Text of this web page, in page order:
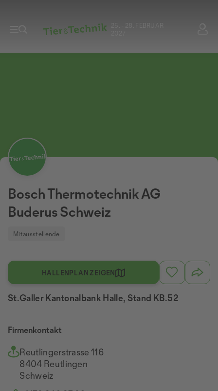
25. - 28. FEBRUAR
Bosch Thermotechnik AG
Buderus Schweiz
Mitausstellende
HALLENPLAN ZEIGEN
St.Galler Kantonalbank Halle, Stand KB.52
Firmenkontakt
Reutlingerstrasse 116
8404 Reutlingen
Schweiz